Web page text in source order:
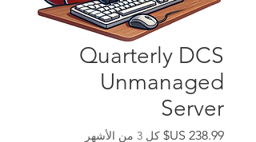
Quarterly DCS
Unmanaged
Server
السعر
كل 3 من الأشهر